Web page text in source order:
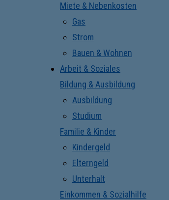
Miete & Nebenkosten
Gas
Strom
Bauen & Wohnen
Arbeit & Soziales
Bildung & Ausbildung
Ausbildung
Studium
Familie & Kinder
Kindergeld
Elterngeld
Unterhalt
Einkommen & Sozialhilfe